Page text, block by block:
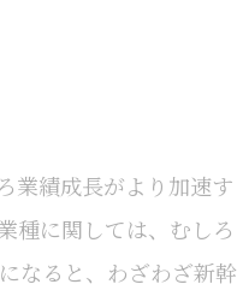
業績成長がより加速す
種に関しては、むしろ
なると、わざわざ新幹